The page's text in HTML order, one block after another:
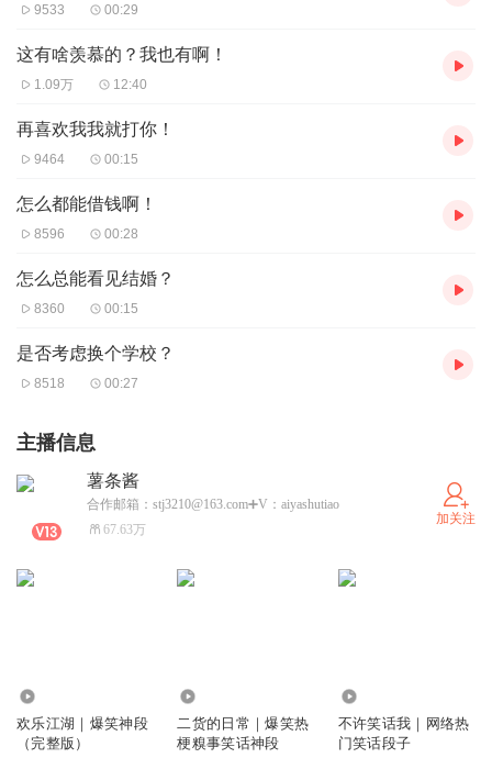
9533 00:29
这有啥羡慕的？我也有啊！
1.09万 12:40
再喜欢我我就打你！
9464 00:15
怎么都能借钱啊！
8596 00:28
怎么总能看见结婚？
8360 00:15
是否考虑换个学校？
8518 00:27
主播信息
薯条酱
合作邮箱：stj3210@163.com➕V：aiyashutiao
67.63万
加关注
欢乐江湖｜爆笑神段
（完整版）
二货的日常｜爆笑热
梗糗事笑话神段
不许笑话我｜网络热
门笑话段子